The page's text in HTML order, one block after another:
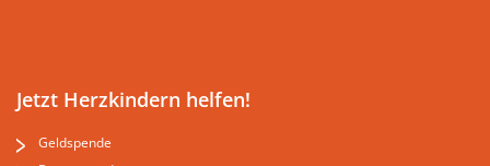
Jetzt Herzkindern helfen!
Geldspende